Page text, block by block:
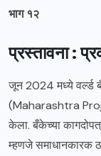
भाग १२
प्रस्तावना :
जून 2024 मध्ये वर्ल्ड
(Maharashtra
केला. बँकेच्या
म्हणजे समाधानकारक